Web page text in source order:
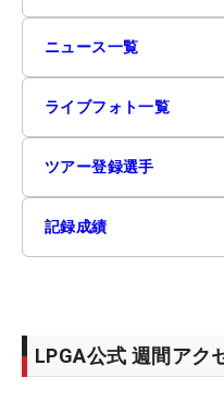
ニュース一覧
ライブフォト一覧
ツアー登録選手
記録成績
LPGA公式 週間アク